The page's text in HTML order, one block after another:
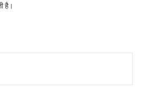
है।